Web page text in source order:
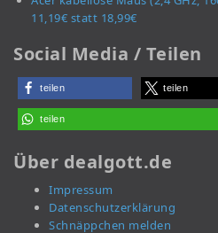
11,19€ statt 18,99€
Social Media / Teilen
teilen teilen
teilen
Über dealgott.de
Impressum
Datenschutzerklärung
Schnäppchen melden